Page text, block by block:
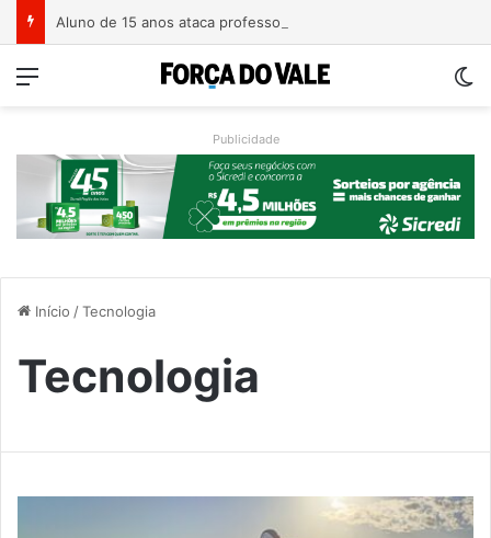
Menu
Publicidade
Início /Tecnologia
Tecnologia